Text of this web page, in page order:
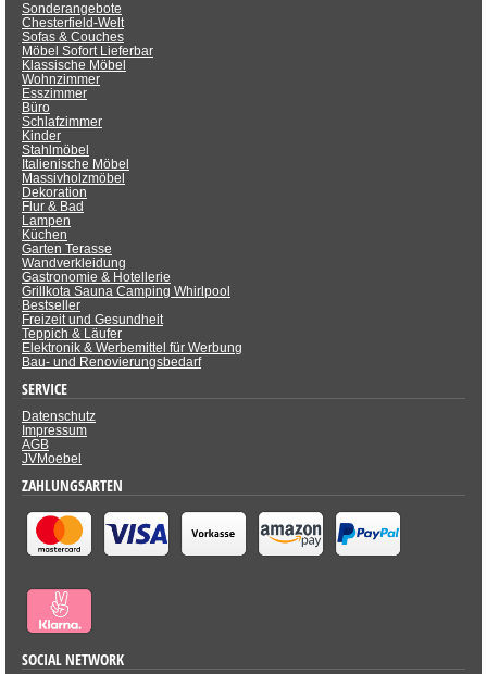
Sonderangebote
Chesterfield-Welt
Sofas & Couches
Möbel Sofort Lieferbar
Klassische Möbel
Wohnzimmer
Esszimmer
Büro
Schlafzimmer
Kinder
Stahlmöbel
Italienische Möbel
Massivholzmöbel
Dekoration
Flur & Bad
Lampen
Küchen
Garten Terasse
Wandverkleidung
Gastronomie & Hotellerie
Grillkota Sauna Camping Whirlpool
Bestseller
Freizeit und Gesundheit
Teppich & Läufer
Elektronik & Werbemittel für Werbung
Bau- und Renovierungsbedarf
SERVICE
Datenschutz
Impressum
AGB
JVMoebel
ZAHLUNGSARTEN
SOCIAL NETWORK